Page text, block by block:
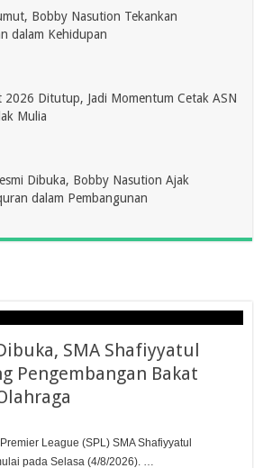
Bobby Nasution Tekankan
dalam Kehidupan
2026 Ditutup, Jadi Momentum Cetak ASN
Mulia
Dibuka, Bobby Nasution Ajak
dalam Pembangunan
SMA Shafiyyatul
Pengembangan Bakat
League (SPL) SMA Shafiyyatul
pada Selasa (4/8/2026). …